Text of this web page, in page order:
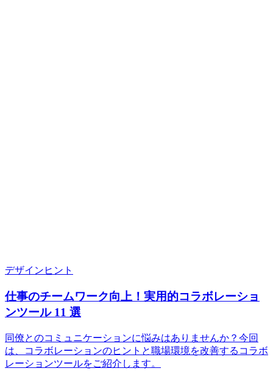
デザインヒント
仕事のチームワーク向上！実用的コラボレーショ
ンツール 11 選
同僚とのコミュニケーションに悩みはありませんか？今回
は、コラボレーションのヒントと職場環境を改善するコラボ
レーションツールをご紹介します。